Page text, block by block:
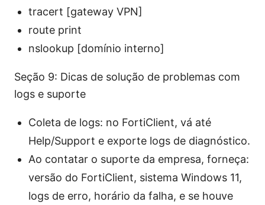
tracert [gateway VPN]
route print
nslookup [domínio interno]
Seção 9: Dicas de solução de problemas com
logs e suporte
Coleta de logs: no FortiClient, vá até
Help/Support e exporte logs de diagnóstico.
Ao contatar o suporte da empresa, forneça:
versão do FortiClient, sistema Windows 11,
logs de erro, horário da falha, e se houve